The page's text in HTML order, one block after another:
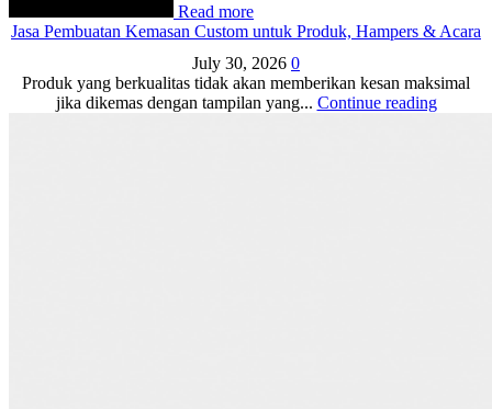
Read more
Jasa Pembuatan Kemasan Custom untuk Produk, Hampers & Acara
July 30, 2026 0
Produk yang berkualitas tidak akan memberikan kesan maksimal
jika dikemas dengan tampilan yang... Continue reading